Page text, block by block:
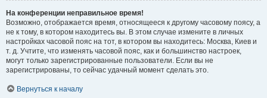
На конференции неправильное время!
Возможно, отображается время, относящееся к другому часовому поясу, а
не к тому, в котором находитесь вы. В этом случае измените в личных
настройках часовой пояс на тот, в котором вы находитесь: Москва, Киев и
т. д. Учтите, что изменять часовой пояс, как и большинство настроек,
могут только зарегистрированные пользователи. Если вы не
зарегистрированы, то сейчас удачный момент сделать это.
Вернуться к началу